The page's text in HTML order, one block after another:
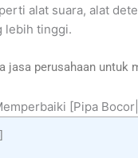
alat suara, alat
lebih tinggi.
jasa perusahaan untuk
[Pipa